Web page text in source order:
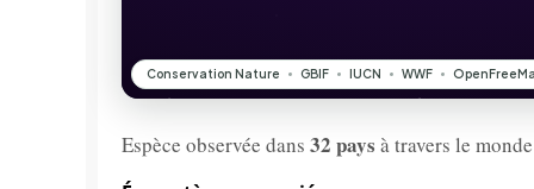
Espèce observée dans 32 pays à travers le